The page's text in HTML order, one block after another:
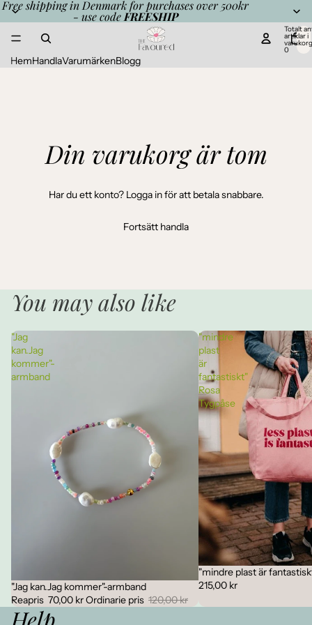
Free shipping in Denmark for purchases over 500kr
- use code FREESHIP
Totalt
artiklar i
0
HemHandlaVarumärkenBlogg
Din varukorg är tom
Har du ett konto? Logga inför att betala snabbare.
Fortsätt handla
You may also like
"Jag
kan.Jag
kommer"-
armband
Rea
"Jag kan.Jag kommer"-armband
Reapris 70,00 krOrdinarie pris 120,00 kr
"mindre
plast
är
fantastiskt"
Rosa
Tygpåse
"mindre plast är
215,00 kr
Help